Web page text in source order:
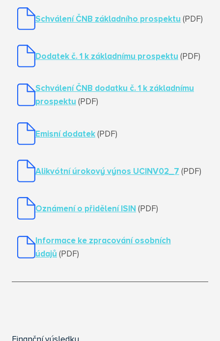
Schválení ČNB základního prospektu (PDF)
Dodatek č. 1 k základnímu prospektu (PDF)
Schválení ČNB dodatku č. 1 k základnímu
prospektu (PDF)
Emisní dodatek (PDF)
Alikvótní úrokový výnos UCINV02_ 7 (PDF)
Oznámení o přidělení ISIN (PDF)
Informace ke zpracování osobních
údajů (PDF)